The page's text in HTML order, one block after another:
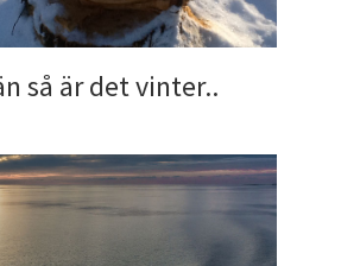
så är det vinter..